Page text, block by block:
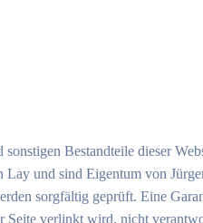
Bestandteile dieser
Lay und sind Eigentum von
sorgfältig geprüft. Eine
Seite verlinkt wird, nicht